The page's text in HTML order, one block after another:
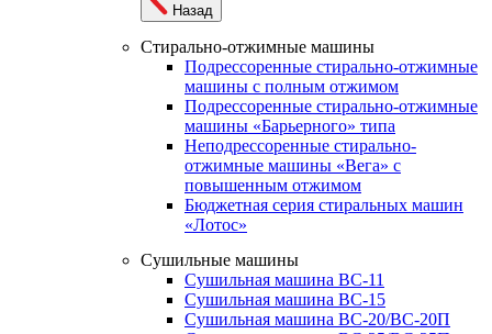
Назад
Стирально-отжимные машины
Подрессоренные стирально-отжимные
машины с полным отжимом
Подрессоренные стирально-отжимные
машины «Барьерного» типа
Неподрессоренные стирально-
отжимные машины «Вега» с
повышенным отжимом
Бюджетная серия стиральных машин
«Лотос»
Сушильные машины
Сушильная машина ВС-11
Сушильная машина ВС-15
Сушильная машина ВС-20/ВС-20П